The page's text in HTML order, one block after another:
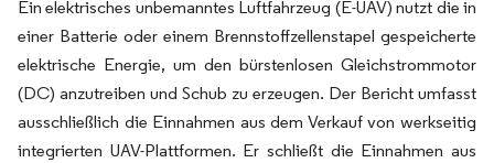
Ein elektrisches unbemanntes Luftfahrzeug (E-UAV) nutzt die in
einer Batterie oder einem Brennstoffzellenstapel gespeicherte
elektrische Energie, um den bürstenlosen Gleichstrommotor
(DC) anzutreiben und Schub zu erzeugen. Der Bericht umfasst
ausschließlich die Einnahmen aus dem Verkauf von werkseitig
integrierten UAV-Plattformen. Er schließt die Einnahmen aus